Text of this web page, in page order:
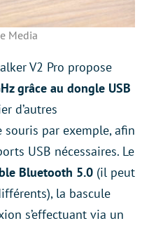
Media
V2 Pro propose
grâce au dongle USB
d’autres
souris par exemple, afin
USB nécessaires. Le
Bluetooth 5.0 (il peut
la bascule
s’effectuant via un